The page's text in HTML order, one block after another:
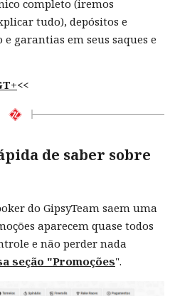
completo (iremos
tudo), depósitos e
garantias em seus saques e
<<
de saber sobre
do GipsyTeam saem uma
aparecem quase todos
e não perder nada
seção "Promoções".